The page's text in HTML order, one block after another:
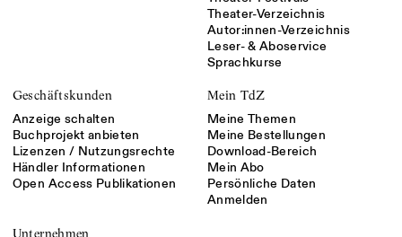
Theater-Verzeichnis
Autor:innen-Verzeichnis
Leser- & Aboservice
Sprachkurse
Geschäftskunden
Anzeige schalten
Buchprojekt anbieten
Lizenzen / Nutzungsrechte
Händler Informationen
Open Access Publikationen
Mein TdZ
Meine Themen
Meine Bestellungen
Download-Bereich
Mein Abo
Persönliche Daten
Anmelden
Unternehmen